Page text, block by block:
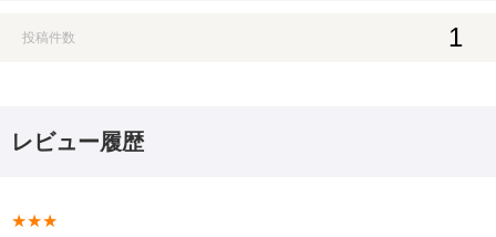
投稿件数 1
レビュー履歴
★★★